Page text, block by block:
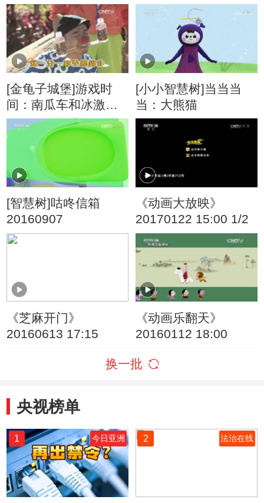
[金龟子城堡]游戏时
间：南瓜车和冰激凌
小屋
[小小智慧树]当当当
当：大熊猫
[智慧树]咕咚信箱
20160907
《动画大放映》
20170122 15:00 1/2
《芝麻开门》
20160613 17:15
《动画乐翻天》
20160112 18:00
换一批
央视榜单
1 今日亚洲 2 法治在线